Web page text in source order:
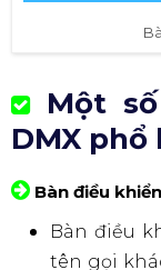
Một số
DMX phổ
Bàn điều
Bàn điều
tên gọi